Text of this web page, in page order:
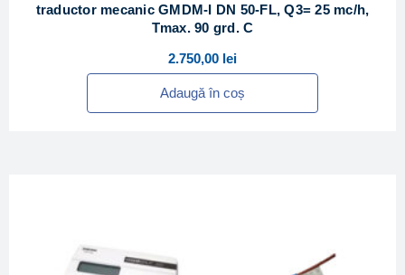
traductor mecanic GMDM-I DN 50-FL, Q3= 25 mc/h,
Tmax. 90 grd. C
2.750,00 lei
Adaugă în coș